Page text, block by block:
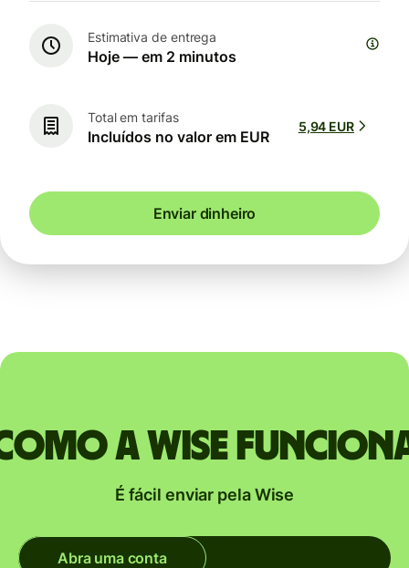
Estimativa de entrega
Hoje — em 2 minutos
Total em tarifas
Incluídos no valor em EUR
5,94 EUR
Enviar dinheiro
a Wise
É fácil enviar pela Wise
Abra uma conta